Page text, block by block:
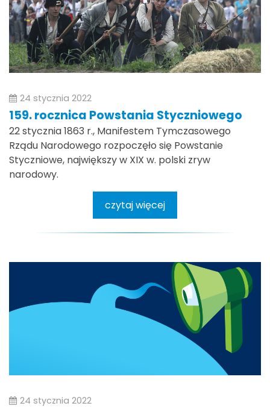
24 stycznia 2022
159. rocznica Powstania Styczniowego
22 stycznia 1863 r., Manifestem Tymczasowego
Rządu Narodowego rozpoczęło się Powstanie
Styczniowe, największy w XIX w. polski zryw
narodowy.
czytaj więcej
24 stycznia 2022